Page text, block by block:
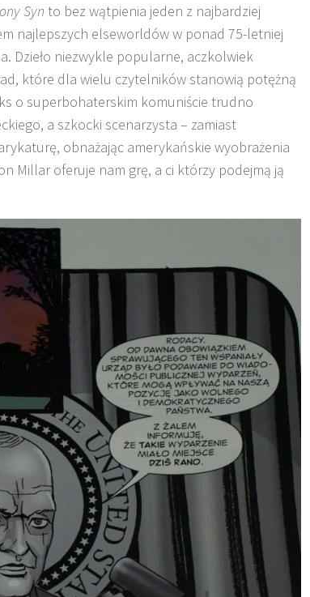
Syn to bez wątpienia jeden z najbardziej
najlepszych elseworldów w ponad 75-letniej
Dzieło niezwykle popularne, aczkolwiek
które dla wielu czytelników stanowią potężną
o superbohaterskim komuniście trudno
a szkocki scenarzysta – zamiast
obnażając amerykańskie wyobrażenia
Millar oferuje nam grę, a ci którzy podejmą ją